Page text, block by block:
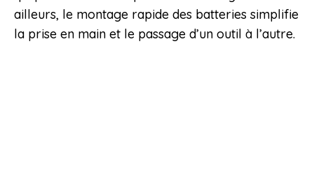
ailleurs, le montage rapide des batteries simplifie
la prise en main et le passage d’un outil à l’autre.